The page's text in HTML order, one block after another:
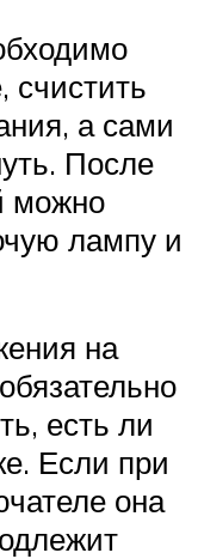
счистить
а сами
После
можно
лампу и
на
есть ли
Если при
она